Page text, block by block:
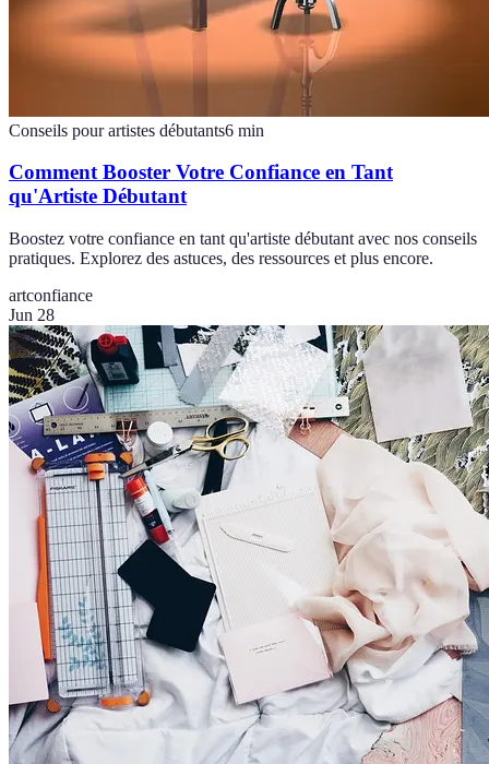
Conseils pour artistes débutants6 min
Comment Booster Votre Confiance en Tant
qu'Artiste Débutant
Boostez votre confiance en tant qu'artiste débutant avec nos conseils
pratiques. Explorez des astuces, des ressources et plus encore.
artconfiance
Jun 28